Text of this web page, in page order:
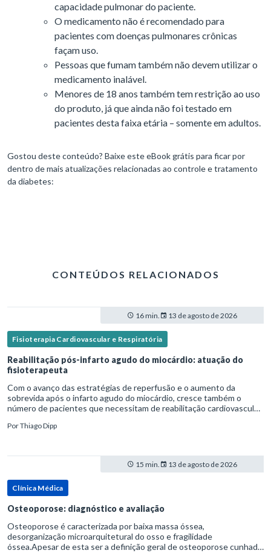
capacidade pulmonar do paciente.
O medicamento não é recomendado para
pacientes com doenças pulmonares crônicas
façam uso.
Pessoas que fumam também não devem utilizar o
medicamento inalável.
Menores de 18 anos também tem restrição ao uso
do produto, já que ainda não foi testado em
pacientes desta faixa etária – somente em adultos.
Gostou deste conteúdo? Baixe este eBook grátis para ficar por
dentro de mais atualizações relacionadas ao controle e tratamento
da diabetes:
CONTEÚDOS RELACIONADOS
16 min. 13 de agosto de 2026
Fisioterapia Cardiovascular e Respiratória
Reabilitação pós-infarto agudo do miocárdio: atuação do
fisioterapeuta
Com o avanço das estratégias de reperfusão e o aumento da
sobrevida após o infarto agudo do miocárdio, cresce também o
número de pacientes que necessitam de reabilitação cardiovascular
PorThiago Dipp
15 min. 13 de agosto de 2026
Clínica Médica
Osteoporose: diagnóstico e avaliação
Osteoporose é caracterizada por baixa massa óssea,
desorganização microarquitetural do osso e fragilidade
óssea.Apesar de esta ser a definição geral de osteoporose cunhada